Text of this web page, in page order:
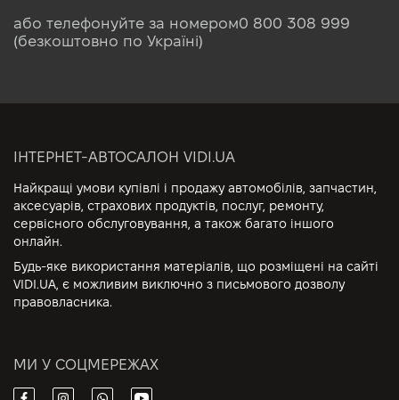
або телефонуйте за номером0 800 308 999
(безкоштовно по Україні)
ІНТЕРНЕТ-АВТОСАЛОН VIDI.UA
Найкращі умови купівлі і продажу автомобілів, запчастин,
аксесуарів, страхових продуктів, послуг, ремонту,
сервісного обслуговування, а також багато іншого
онлайн.
Будь-яке використання матеріалів, що розміщені на сайті
VIDI.UA, є можливим виключно з письмового дозволу
правовласника.
МИ У СОЦМЕРЕЖАХ